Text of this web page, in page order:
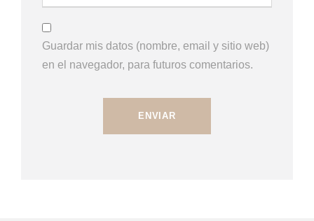
Guardar mis datos (nombre, email y sitio web)
en el navegador, para futuros comentarios.